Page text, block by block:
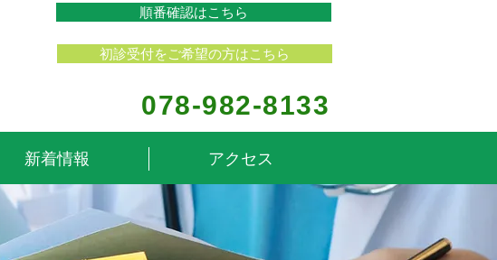
順番確認はこちら
初診受付をご希望の方はこちら
078-982-8133
新着情報 アクセス